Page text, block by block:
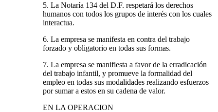
5. La Notaría 134 del D.F. respetará los derechos
humanos con todos los grupos de interés con los cuales
interactua.
6. La empresa se manifesta en contra del trabajo
forzado y obligatorio en todas sus formas.
7. La empresa se manifiesta a favor de la erradicación
del trabajo infantil, y promueve la formalidad del
empleo en todas sus modalidades realizando esfuerzos
por sumar a estos en su cadena de valor.
EN LA OPERACION